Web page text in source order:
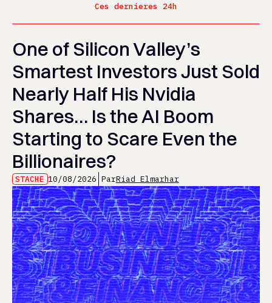
Ces dernieres 24h
One of Silicon Valley’s
Smartest Investors Just Sold
Nearly Half His Nvidia
Shares… Is the AI Boom
Starting to Scare Even the
Billionaires?
STACHE 10/08/2026 ParRiad Elmarhar